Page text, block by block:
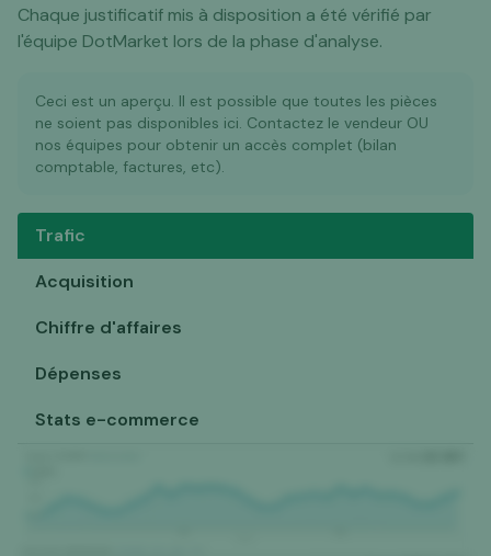
Chaque justificatif mis à disposition a été vérifié par
l'équipe DotMarket lors de la phase d'analyse.
Ceci est un aperçu. Il est possible que toutes les pièces
ne soient pas disponibles ici. Contactez le vendeur OU
nos équipes pour obtenir un accès complet (bilan
comptable, factures, etc).
Trafic
Acquisition
Chiffre d'affaires
Dépenses
Stats e-commerce